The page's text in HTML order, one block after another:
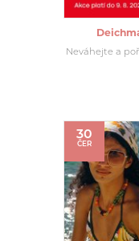
Neváhejte a
30
ČER